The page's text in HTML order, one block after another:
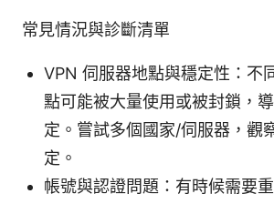
常見情況與診斷清單
VPN 伺服器地點與穩定性：不
點可能被大量使用或被封鎖，
定。嘗試多個國家/伺服器，觀
定。
帳號與認證問題：有時候需要